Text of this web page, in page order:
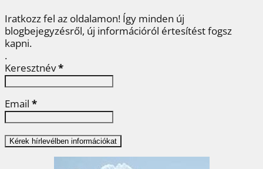
Iratkozz fel az oldalamon! Így minden új
blogbejegyzésről, új információról értesítést fogsz
kapni.
.
Keresztnév*
Email *